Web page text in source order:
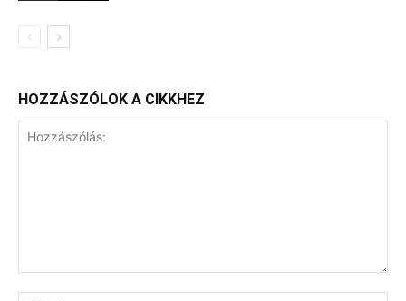
HOZZÁSZÓLOK A CIKKHEZ